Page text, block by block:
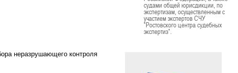
неразрушающего контроля
судами общей юрисдикции, по
экспертизам, осуществленным с
участием экспертов СЧУ
"Ростовского центра судебных
экспертиз".